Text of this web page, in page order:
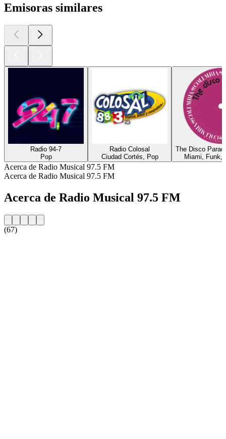
Emisoras similares
Radio 94-7
Pop
Radio Colosal
Ciudad Cortés, Pop
The Disco
Miami, Funk,
Acerca de Radio Musical 97.5 FM
Acerca de Radio Musical 97.5 FM
Acerca de Radio Musical 97.5 FM
(67)